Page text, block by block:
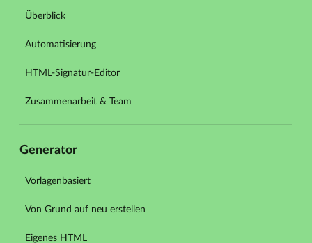
Überblick
Automatisierung
HTML-Signatur-Editor
Zusammenarbeit & Team
Generator
Vorlagenbasiert
Von Grund auf neu erstellen
Eigenes HTML